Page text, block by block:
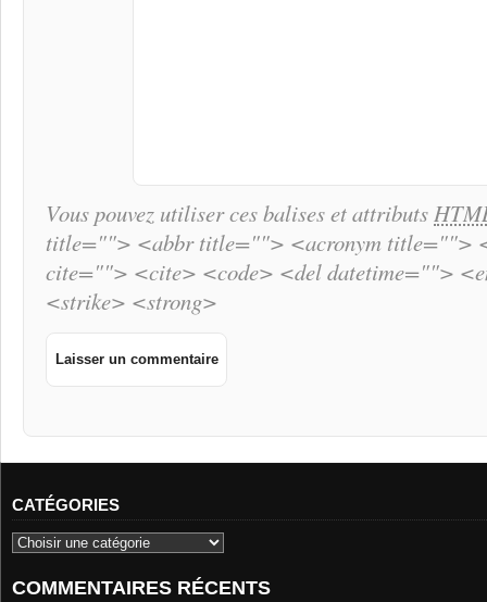
Vous pouvez utiliser ces balises et attributs
title=""> <abbr title=""> <acronym title="">
cite=""> <cite> <code> <del datetime="">
<strike> <strong>
CATÉGORIES
COMMENTAIRES RÉCENTS